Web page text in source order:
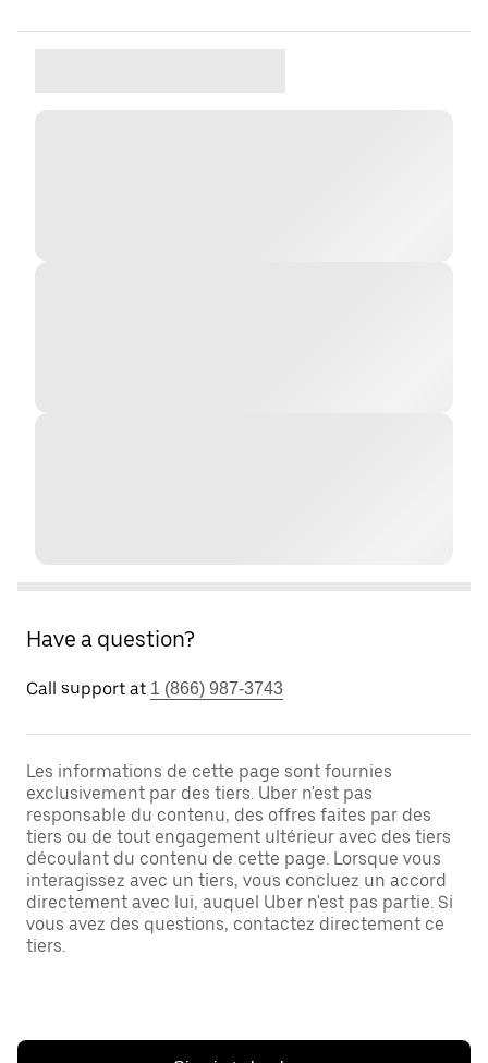
Have a question?
Call support at 1 (866) 987-3743
Les informations de cette page sont fournies
exclusivement par des tiers. Uber n'est pas
responsable du contenu, des offres faites par des
tiers ou de tout engagement ultérieur avec des tiers
découlant du contenu de cette page. Lorsque vous
interagissez avec un tiers, vous concluez un accord
directement avec lui, auquel Uber n'est pas partie. Si
vous avez des questions, contactez directement ce
tiers.